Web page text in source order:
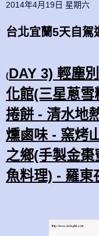
2014年4月19日 星期六
台北宜蘭5天自駕
(DAY 3) 輕塵
化館(三星蔥
捲餅 - 清水地
燻鹵味 - 窯烤
之鄉(手製金棗
魚料理) - 羅東